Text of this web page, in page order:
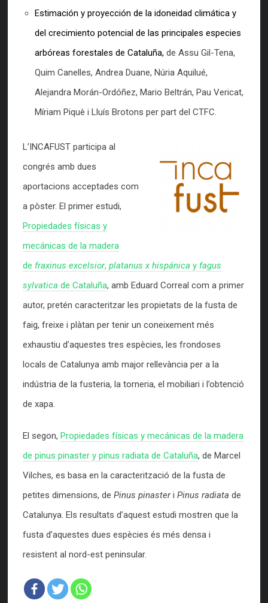
Estimación y proyección de la idoneidad climática y
del crecimiento potencial de las principales especies
arbóreas forestales de Cataluña, de Assu Gil-Tena,
Quim Canelles, Andrea Duane, Núria Aquilué,
Alejandra Morán-Ordóñez, Mario Beltrán, Pau Vericat,
Míriam Piquè i Lluís Brotons per part del CTFC.
L’INCAFUST participa al
congrés amb dues
aportacions acceptades com
a pòster. El primer estudi,
Propiedades físicas y
mecánicas de la madera
de fraxinus excelsior, platanus x hispánica y fagus
sylvatica de Cataluña, amb Eduard Correal com a primer
autor, pretén caracteritzar les propietats de la fusta de
faig, freixe i plàtan per tenir un coneixement més
exhaustiu d’aquestes tres espècies, les frondoses
locals de Catalunya amb major rellevància per a la
indústria de la fusteria, la torneria, el mobiliari i l’obtenció
de xapa.
El segon, Propiedades físicas y mecánicas de la madera
de pinus pinaster y pinus radiata de Cataluña, de Marcel
Vilches, es basa en la caracterització de la fusta de
petites dimensions, de Pinus pinasteri Pinus radiata de
Catalunya. Els resultats d’aquest estudi mostren que la
fusta d’aquestes dues espècies és més densa i
resistent al nord-est peninsular.